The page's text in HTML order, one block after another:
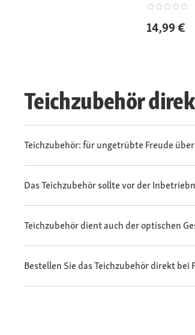
14,99 €
Teichzubehör
Teichzubehör: für ungetrübte Freude
Das Teichzubehör sollte vor der
Teichzubehör dient auch der optischen
Bestellen Sie das Teichzubehör direkt bei